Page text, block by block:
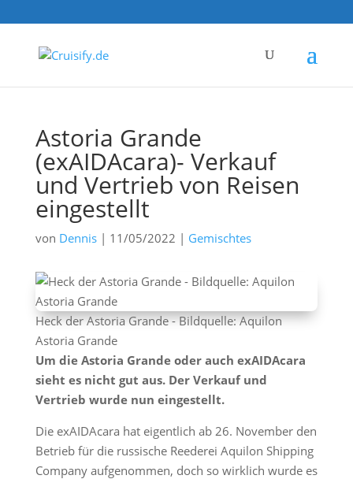
Astoria Grande
(exAIDAcara)- Verkauf
und Vertrieb von Reisen
eingestellt
von Dennis| 11/05/2022 | Gemischtes
Heck der Astoria Grande - Bildquelle: Aquilon
Astoria Grande
Um die Astoria Grande oder auch exAIDAcara
sieht es nicht gut aus. Der Verkauf und
Vertrieb wurde nun eingestellt.
Die exAIDAcara hat eigentlich ab 26. November den
Betrieb für die russische Reederei Aquilon Shipping
Company aufgenommen, doch so wirklich wurde es